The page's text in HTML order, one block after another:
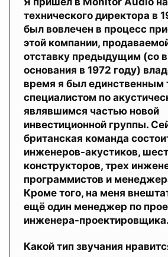
технического директора в
был вовлечен в процесс
этой компании,
отставку предыдущим (со
основания в 1972 году)
время я был единственным
специалистом по
являвшимся частью новой
инвестиционной группы.
британская команда
инженеров-акустиков,
конструкторов, трех
программистов и
Кроме того, на меня
ещё один менеджер по
инженера-проектировщика.
Какой тип звучания